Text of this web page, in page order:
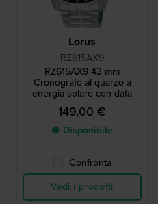
Lorus
RZ615AX9
RZ615AX9 43 mm
Cronografo al quarzo a
energia solare con data
149,00 €
● Disponibile
Confronta
Vedi i prodotti